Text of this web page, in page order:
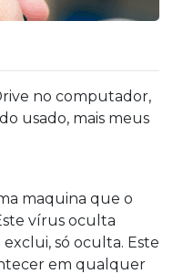
no computador,
usado, mais meus
maquina que o
vírus oculta
só oculta. Este
em qualquer